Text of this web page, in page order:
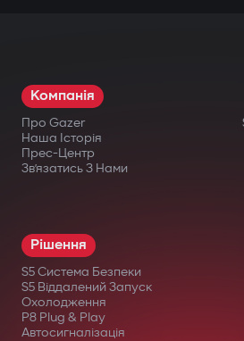
Компанія
Про Gazer
Наша Історія
Прес-Центр
Зв’язатись З Нами
Рішення
S5 Система Безпеки
S5 Віддалений Запуск
Охолодження
P8 Plug & Play
Автосигналізація